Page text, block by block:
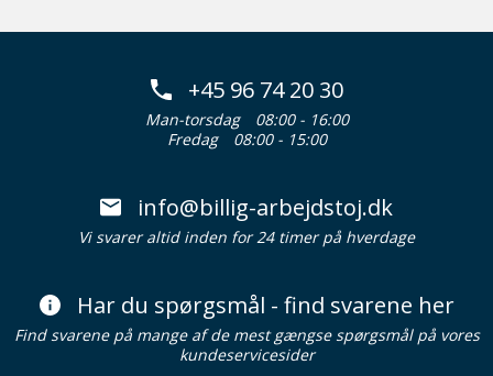
+45 96 74 20 30
Man-torsdag
08:00 - 16:00
Fredag
08:00 - 15:00
info@billig-arbejdstoj.dk
Vi svarer altid inden for 24 timer på hverdage
Har du spørgsmål - find svarene her
Find svarene på mange af de mest gængse spørgsmål på vores
kundeservicesider